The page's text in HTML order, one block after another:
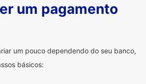
um pagamento
um pouco dependendo do seu banco,
básicos: